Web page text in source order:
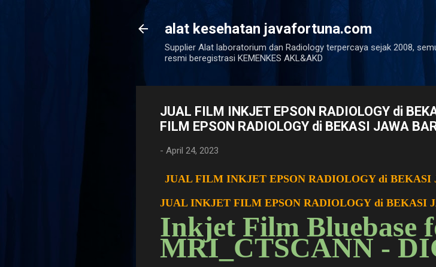
alat kesehatan javafortuna.com
Supplier Alat laboratorium dan Radiology terpercaya sejak 2008,
resmi beregistrasi KEMENKES AKL&AKD
JUAL FILM INKJET EPSON RADIOLOGY di
FILM EPSON RADIOLOGY di BEKASI JAWA
- April 24, 2023
JUAL FILM INKJET EPSON RADIOLOGY di BEKASI
JUAL INKJET FILM EPSON RADIOLOGY di BEKASI
Inkjet Film Bluebase
MRI_CTSCANN -